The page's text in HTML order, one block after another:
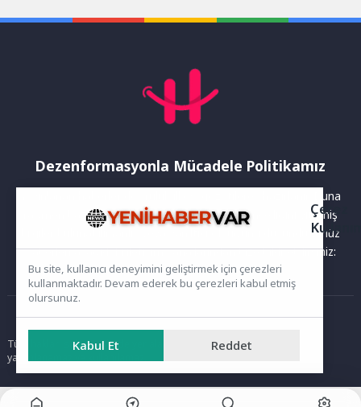
Ruhsat...
Dezenformasyonla Mücadele Politikamız
Yayınlanan haberler doğruluk ilkesi gözetilerek hazırlanır. Buna
rağmen bazı içeriklerde eksik, hatalı veya güncelliğini yitirmiş
bilgiler bulunabilir.Yanlış veya yanıltıcı olduğunu düşündüğünüz
haberleri aşağıdaki iletişim kanallarından bize bildirebilirsiniz:
Ana Sayfa
Tüm hakları saklıdır. Sitede yer alan içerikler izinsiz kopyalanamaz,
yayımlanamaz ve kullanılamaz.
Çerez
Bu site, kullanıcı deneyimini geliştirmek için çerezleri
kullanmaktadır. Devam ederek bu çerezleri kabul etmiş
olursunuz.
Kabul Et Reddet